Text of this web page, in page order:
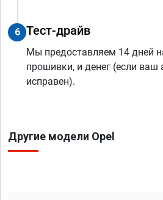
6 Тест-драйв
Мы предоставляем 14 дней
прошивки, и денег (если ваш
исправен).
Другие модели Opel